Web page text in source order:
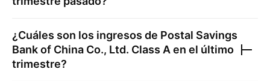
¿Cuáles son los ingresos de Postal Savings
Bank of China Co., Ltd. Class A en el último
trimestre?